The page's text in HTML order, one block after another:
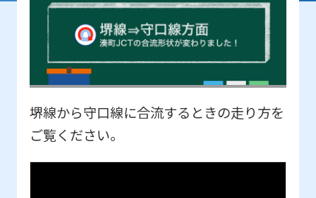
堺線から守口線に合流するときの走り方を
ご覧ください。